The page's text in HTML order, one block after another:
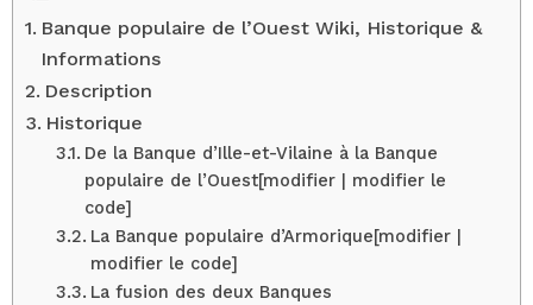
Banque populaire de l’Ouest Wiki, Historique &
Informations
Description
Historique
De la Banque d’Ille-et-Vilaine à la Banque
populaire de l’Ouest[modifier | modifier le
code]
La Banque populaire d’Armorique[modifier |
modifier le code]
La fusion des deux Banques